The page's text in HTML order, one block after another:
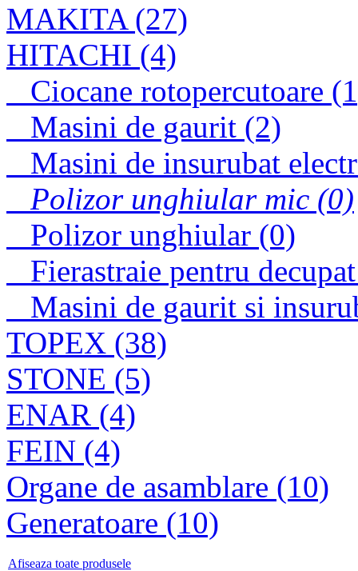
SURUBELNITA
MECANICA
MAKITA (27)
HITACHI (4)
Ciocane rotopercutoare
Masini de gaurit (2)
Masini de insurubat
Polizor unghiular mic (0)
Polizor unghiular (0)
Fierastraie pentru
Masini de gaurit si
TOPEX (38)
STONE (5)
ENAR (4)
FEIN (4)
Organe de asamblare (10)
Generatoare (10)
Afiseaza toate produsele